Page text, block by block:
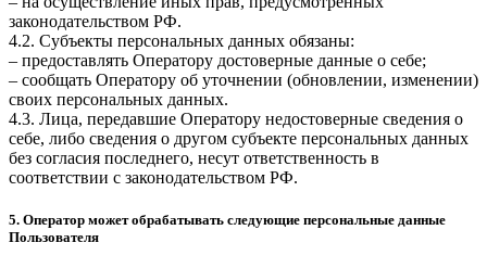
законодательством РФ.
4.2. Субъекты персональных данных обязаны:
– предоставлять Оператору достоверные данные о себе;
– сообщать Оператору об уточнении (обновлении, изменении)
своих персональных данных.
4.3. Лица, передавшие Оператору недостоверные сведения о
себе, либо сведения о другом субъекте персональных данных
без согласия последнего, несут ответственность в
соответствии с законодательством РФ.
5. Оператор может обрабатывать следующие персональные данные
Пользователя